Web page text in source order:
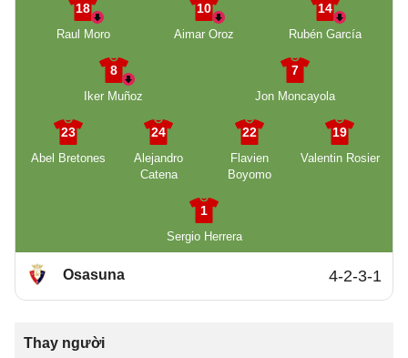
18
Raul Moro
10
Aimar Oroz
14
Rubén García
8
Iker Muñoz
7
Jon Moncayola
23
Abel Bretones
24
Alejandro
Catena
22
Flavien
Boyomo
19
Valentin Rosier
1
Sergio Herrera
Osasuna 4-2-3-1
Thay người